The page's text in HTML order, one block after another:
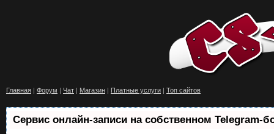
Главная | Форум | Чат | Магазин | Платные услуги | Топ сайтов
Сервис онлайн-записи на собственном Telegram-